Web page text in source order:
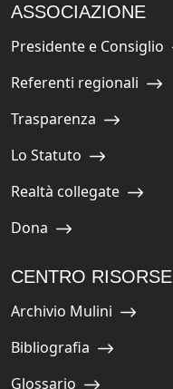
ASSOCIAZIONE
Navigate to:
Presidente e Consiglio
Navigate to:
Referenti regionali
Navigate to:
Trasparenza
Navigate to:
Lo Statuto
Navigate to:
Realtà collegate
Navigate to:
Dona
CENTRO RISORSE
Navigate to:
Archivio Mulini
Navigate to:
Bibliografia
Glossario